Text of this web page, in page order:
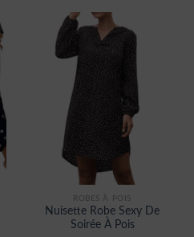
ROBES À POIS
Nuisette Robe Sexy De
Soirée À Pois